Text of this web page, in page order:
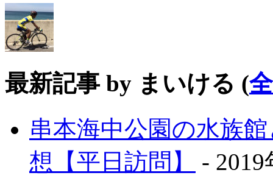
最新記事 by まいける (
串本海中公園の水族
想【平日訪問】
- 2019